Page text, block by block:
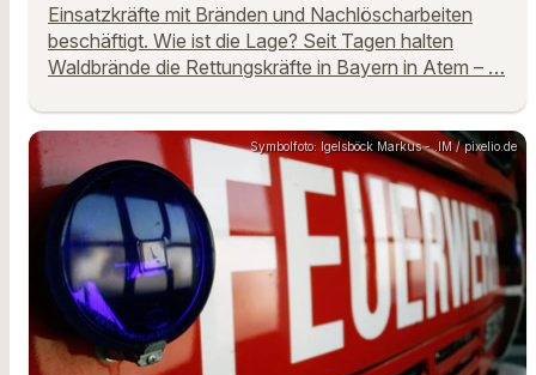
Einsatzkräfte mit Bränden und Nachlöscharbeiten
beschäftigt. Wie ist die Lage? Seit Tagen halten
Waldbrände die Rettungskräfte in Bayern in Atem – …
Symbolfoto: Igelsböck Markus - .IM / pixelio.de